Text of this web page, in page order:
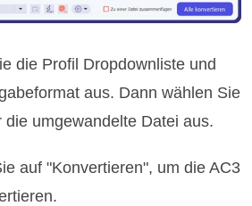
die Profil Dropdownliste und
aus. Dann wählen Sie
umgewandelte Datei aus.
auf "Konvertieren", um die AC3